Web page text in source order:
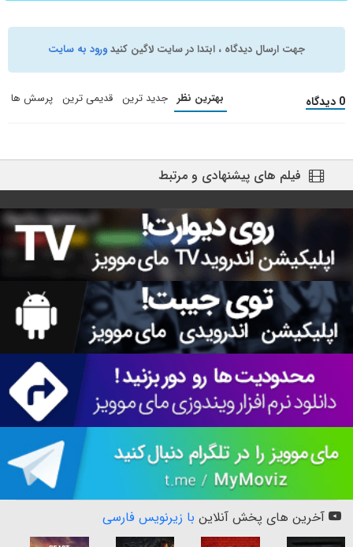
جهت ارسال دیدگاه ، ابتدا در سایت لاگین کنیدورود به سایت
0 دیدگاه بهترین نظر جدید ترین قدیمی ترین پرسش ها
فیلم های پیشنهادی و مرتبط
آخرین های پخش آنلاین با زیرنویس فارسی